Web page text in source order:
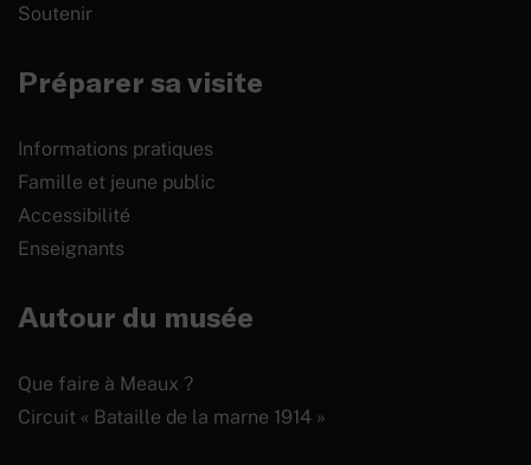
Soutenir
Préparer sa visite
Informations pratiques
Famille et jeune public
Accessibilité
Enseignants
Autour du musée
Que faire à Meaux ?
Circuit « Bataille de la marne 1914 »